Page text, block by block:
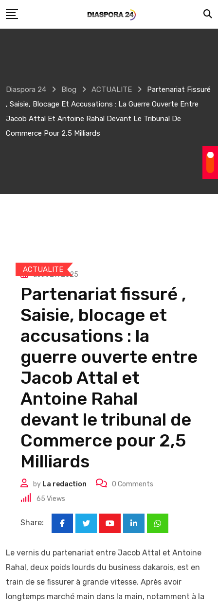
to
Diaspora 24 Blog ACTUALITE
Partenariat Fissuré
, Saisie, Blocage Et Accusations : La Guerre Ouverte Entre
Jacob Attal Et Antoine Rahal Devant Le Tribunal De
Commerce Pour 2,5 Milliards
ACTUALITE
août 29, 2025
Partenariat fissuré ,
Saisie, blocage et
accusations : la
guerre ouverte entre
Jacob Attal et
Antoine Rahal
devant le tribunal de
Commerce pour 2,5
Milliards
by La redaction 0 Comments
65 Views
Share:
LinkedInWhatsapp
Le vernis du partenariat entre Jacob Attal et Antoine
Rahal, deux poids lourds du business dakarois, est en
train de se fissurer à grande vitesse. Après avoir
longtemps marché main dans la main, notamment à la